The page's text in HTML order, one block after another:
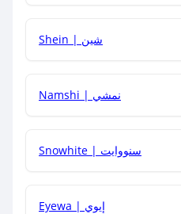
كم مدة صلاحية كود الخصم؟
أو بدون رسوم الشحن ؟
Shein | شين
Namshi | نمشي
Snowhite | سنووايت
Eyewa | إيوي